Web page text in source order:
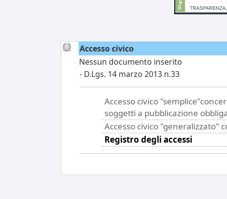
Accesso civico
Nessun documento inserito
- D.Lgs. 14 marzo 2013 n.33
Accesso civico
soggetti a pubblicazione
Accesso civico
Registro degli accessi